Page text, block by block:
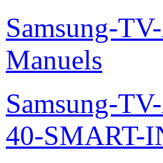
Samsung-
Manuels
Samsung-
40-SMART-